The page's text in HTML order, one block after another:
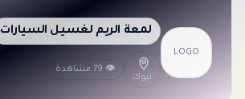
LOGO
لمعة الريم لغسيل السيارات
تبوك
👁 79 مشاهدة